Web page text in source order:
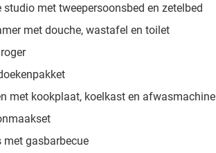
studio met tweepersoonsbed en zetelbed
met douche, wastafel en toilet
met kookplaat, koelkast en afwasmachine
met gasbarbecue